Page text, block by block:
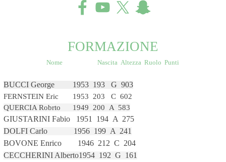
FORMAZIONE
Nome Nascita Altezza Ruolo Punti
BUCCI George 1953 193 G 903
FERNSTEIN Eric 1953 203 C 602
QUERCIA Robrto 1949 200 A 583
GIUSTARINI Fabio 1951 194 A 275
DOLFI Carlo 1956 199 A 241
BOVONE Enrico 1946 212 C 204
CECCHERINI Alberto1954 192 G 161